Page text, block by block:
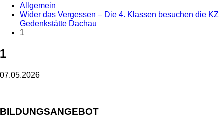
Allgemein
Wider das Vergessen – Die 4. Klassen besuchen die KZ
Gedenkstätte Dachau
1
1
07.05.2026
BILDUNGSANGEBOT